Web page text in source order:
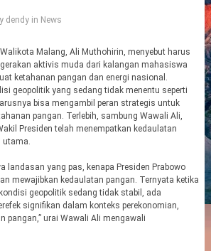
dendyin News
Malang, Ali Muthohirin, menyebut harus
aktivis muda dari kalangan mahasiswa
ketahanan pangan dan energi nasional.
geopolitik yang sedang tidak menentu seperti
bisa mengambil peran strategis untuk
pangan. Terlebih, sambung Wawali Ali,
Presiden telah menempatkan kedaulatan
utama.
landasan yang pas, kenapa Presiden Prabowo
mewajibkan kedaulatan pangan. Ternyata ketika
geopolitik sedang tidak stabil, ada
signifikan dalam konteks perekonomian,
pangan,” urai Wawali Ali mengawali